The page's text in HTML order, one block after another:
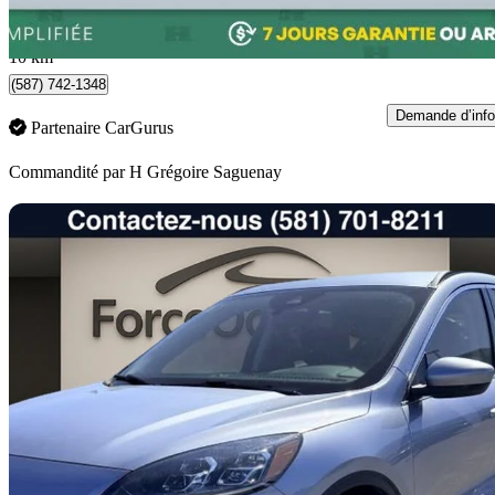
Chicoutimi, QC
10 km
(587) 742-1348
Partenaire CarGurus
Demande d’info
Commandité parH Grégoire Saguenay